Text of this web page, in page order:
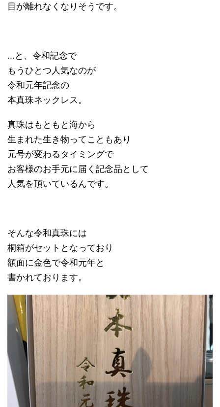
目が離れなくなりそうです。
…と、令和記念で
もうひとつ人気なのが
令和元年記念の
本真珠ネックレス。
真珠はもともと海から
生まれた生き物ってこともあり
元号が変わるタイミングで
お客様のお手元に届く記念品として
人気を頂いているんです。
そんな令和真珠には
桐箱がセットとなっており
額面に金色で令和元年と
書かれております。